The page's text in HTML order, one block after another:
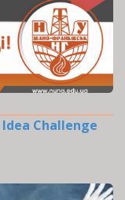
Challenge